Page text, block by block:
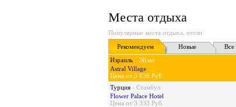
Места отдыха
Популярные места отдыха, отели
Рекомендуем
Новые
Все
Израиль - Эйлат
Astral Village
Цена от 3 636 Руб.
Турция - Стамбул
Flower Palace Hotel
Цена от 3 333 Руб.